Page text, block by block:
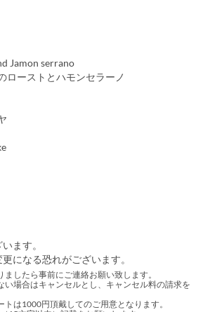
Jamon serrano
ローストとハモンセラーノ
ます。
になる恐れがございます。
ましたら事前にご連絡お願い致します。
い場合はキャンセルとし、キャンセル料の請求を
は1000円頂戴してのご用意となります。